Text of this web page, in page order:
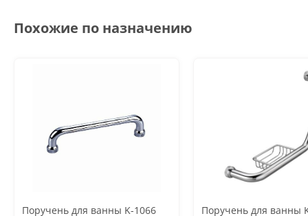
Похожие по назначению
Поручень для ванны K-1066 Поручень для ванны